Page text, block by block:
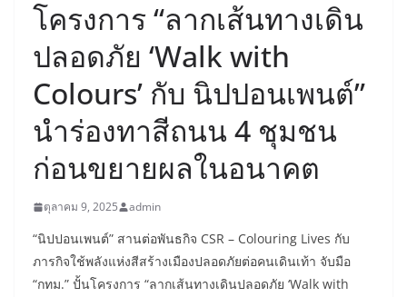
โครงการ “ลากเส้นทางเดิน
ปลอดภัย ‘Walk with
Colours’ กับ นิปปอนเพนต์”
นำร่องทาสีถนน 4 ชุมชน
ก่อนขยายผลในอนาคต
ตุลาคม 9, 2025 admin
“นิปปอนเพนต์” สานต่อพันธกิจ CSR – Colouring Lives กับ
ภารกิจใช้พลังแห่งสีสร้างเมืองปลอดภัยต่อคนเดินเท้า จับมือ
“กทม.” ปั้นโครงการ “ลากเส้นทางเดินปลอดภัย ‘Walk with